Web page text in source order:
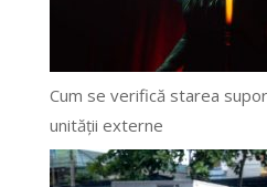
Cum se verifică starea
unității externe